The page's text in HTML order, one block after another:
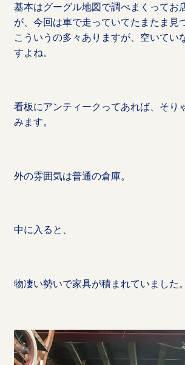
基本はグーグル地図で調べまくってお
が、今回は車で走っていてたまたま見
こういうの多々ありますが、空いてい
すよね。
看板にアンティークってあれば、そり
みます。
外の雰囲気は普通の倉庫。
中に入ると、
物凄い勢いで家具が積まれていました。